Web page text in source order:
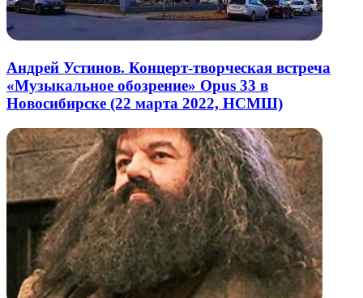
Андрей Устинов. Концерт-творческая встреча
«Музыкальное обозрение» Opus 33 в
Новосибирске (22 марта 2022, НСМШ)